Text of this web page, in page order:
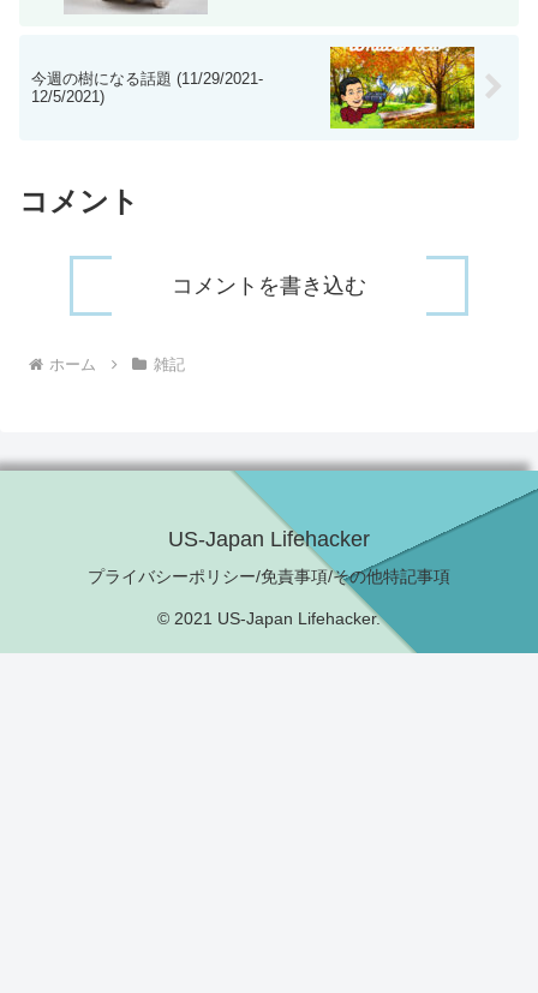
今週の樹になる話題 (11/29/2021-
12/5/2021)
コメント
コメントを書き込む
ホーム 雑記
US-Japan Lifehacker
プライバシーポリシー/免責事項/その他特記事項
© 2021 US-Japan Lifehacker.